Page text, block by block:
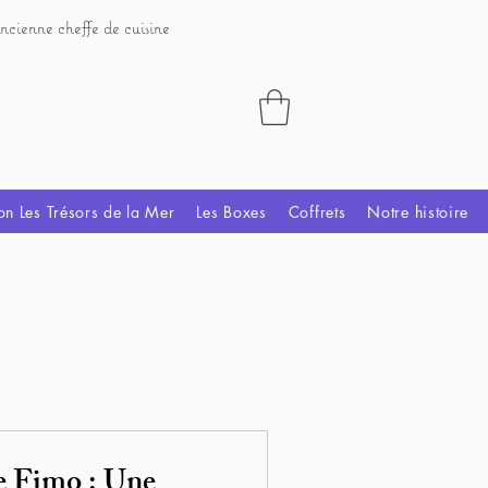
cheffe de cuisine
Les Trésors de la Mer Les Boxes Coffrets Notre histoire